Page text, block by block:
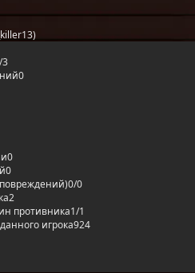
3
0
0
0
0/0
2
противника1/1
игрока924